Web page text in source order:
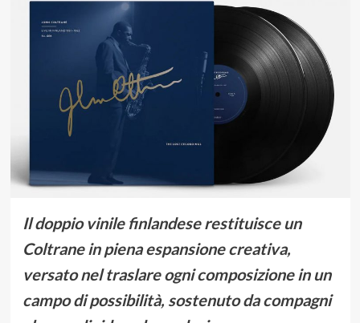
Il doppio vinile finlandese restituisce un
Coltrane in piena espansione creativa,
versato nel traslare ogni composizione in un
campo di possibilità, sostenuto da compagni